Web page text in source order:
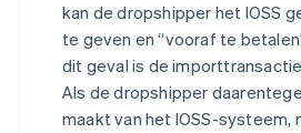
kan de dropshipper het IOSS
te geven en “vooraf te
dit geval is de
Als de dropshipper
maakt van het IOSS-